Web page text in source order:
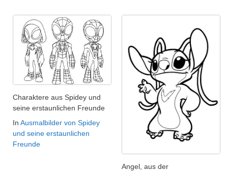
Charaktere aus Spidey und
seine erstaunlichen Freunde
In Ausmalbilder von Spidey
und seine erstaunlichen
Freunde
Angel, aus der